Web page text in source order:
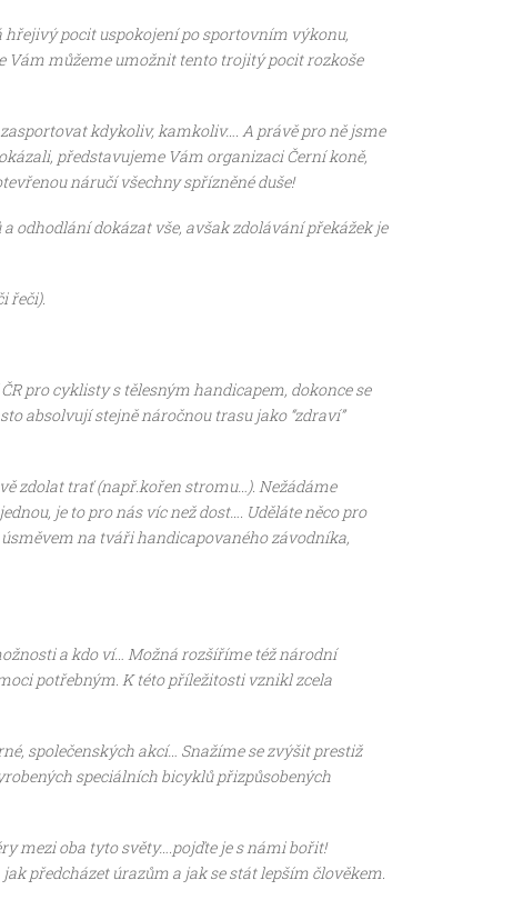
hřejivý pocit uspokojení po sportovním výkonu,
Vám můžeme umožnit tento trojitý pocit rozkoše
kdykoliv, kamkoliv…. A právě pro ně jsme
představujeme Vám organizaci Černí koně,
náručí všechny spřízněné duše!
odhodlání dokázat vše, avšak zdolávání překážek je
řeči).
pro cyklisty s tělesným handicapem, dokonce se
absolvují stejně náročnou trasu jako “zdraví”
zdolat trať (např.kořen stromu…). Nežádáme
je to pro nás víc než dost…. Uděláte něco pro
na tváři handicapovaného závodníka,
a kdo ví… Možná rozšíříme též národní
potřebným. K této příležitosti vznikl zcela
společenských akcí… Snažíme se zvýšit prestiž
speciálních bicyklů přizpůsobených
mezi oba tyto světy….pojďte je s námi bořit!
předcházet úrazům a jak se stát lepším člověkem.